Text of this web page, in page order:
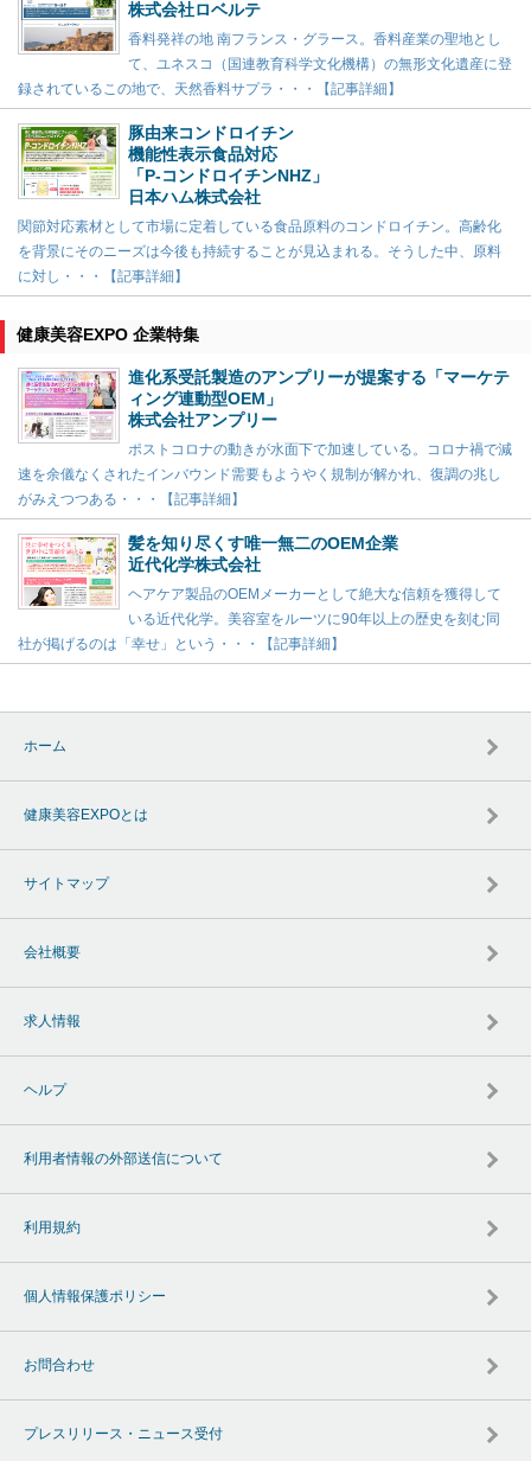
株式会社ロベルテ
香料発祥の地 南フランス・グラース。香料産業の聖地とし
て、ユネスコ（国連教育科学文化機構）の無形文化遺産に登
録されているこの地で、天然香料サプラ・・・【記事詳細】
豚由来コンドロイチン
機能性表示食品対応
「P-コンドロイチンNHZ」
日本ハム株式会社
関節対応素材として市場に定着している食品原料のコンドロイチン。高齢化
を背景にそのニーズは今後も持続することが見込まれる。そうした中、原料
に対し・・・【記事詳細】
健康美容EXPO 企業特集
進化系受託製造のアンプリーが提案する「マーケテ
ィング連動型OEM」
株式会社アンプリー
ポストコロナの動きが水面下で加速している。コロナ禍で減
速を余儀なくされたインバウンド需要もようやく規制が解かれ、復調の兆し
がみえつつある・・・【記事詳細】
髪を知り尽くす唯一無二のOEM企業
近代化学株式会社
ヘアケア製品のOEMメーカーとして絶大な信頼を獲得して
いる近代化学。美容室をルーツに90年以上の歴史を刻む同
社が掲げるのは「幸せ」という・・・【記事詳細】
ホーム
健康美容EXPOとは
サイトマップ
会社概要
求人情報
ヘルプ
利用者情報の外部送信について
利用規約
個人情報保護ポリシー
お問合わせ
プレスリリース・ニュース受付